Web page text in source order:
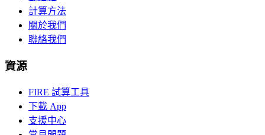
計算方法
關於我們
聯絡我們
資源
FIRE 試算工具
下載 App
支援中心